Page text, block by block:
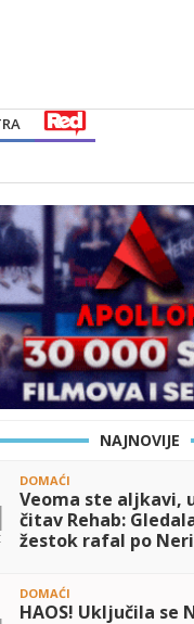
NAJNOVIJE
DOMAĆI
Veoma ste aljkavi,
čitav Rehab:
žestok rafal po
DOMAĆI
HAOS! Uključila se